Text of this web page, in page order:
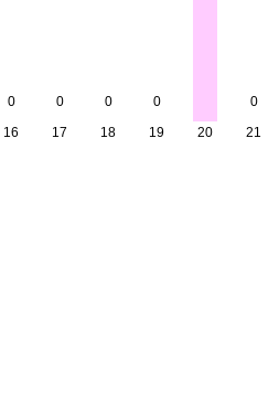
0
16
0
17
0
18
0
19
20
0
21